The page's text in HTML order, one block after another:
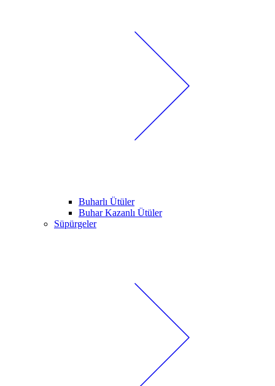
Buharlı Ütüler
Buhar Kazanlı Ütüler
Süpürgeler